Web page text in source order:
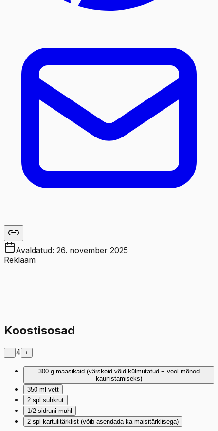
Avaldatud: 26. november 2025
Reklaam
Koostisosad
− 4 +
300 g maasikaid (värskeid võid külmutatud + veel mõned
kaunistamiseks)
350 ml vett
2 spl suhkrut
1/2 sidruni mahl
2 spl kartulitärklist (võib asendada ka maisitärklisega)